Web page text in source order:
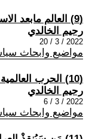
(9) العالم مابعد الاستفراد الامريكي
رحيم الخالدي
2022 / 3 / 20
مواضيع وابحاث
(10) الحرب العالمية والمتغطين بأمريكا
رحيم الخالدي
2022 / 3 / 6
مواضيع وابحاث